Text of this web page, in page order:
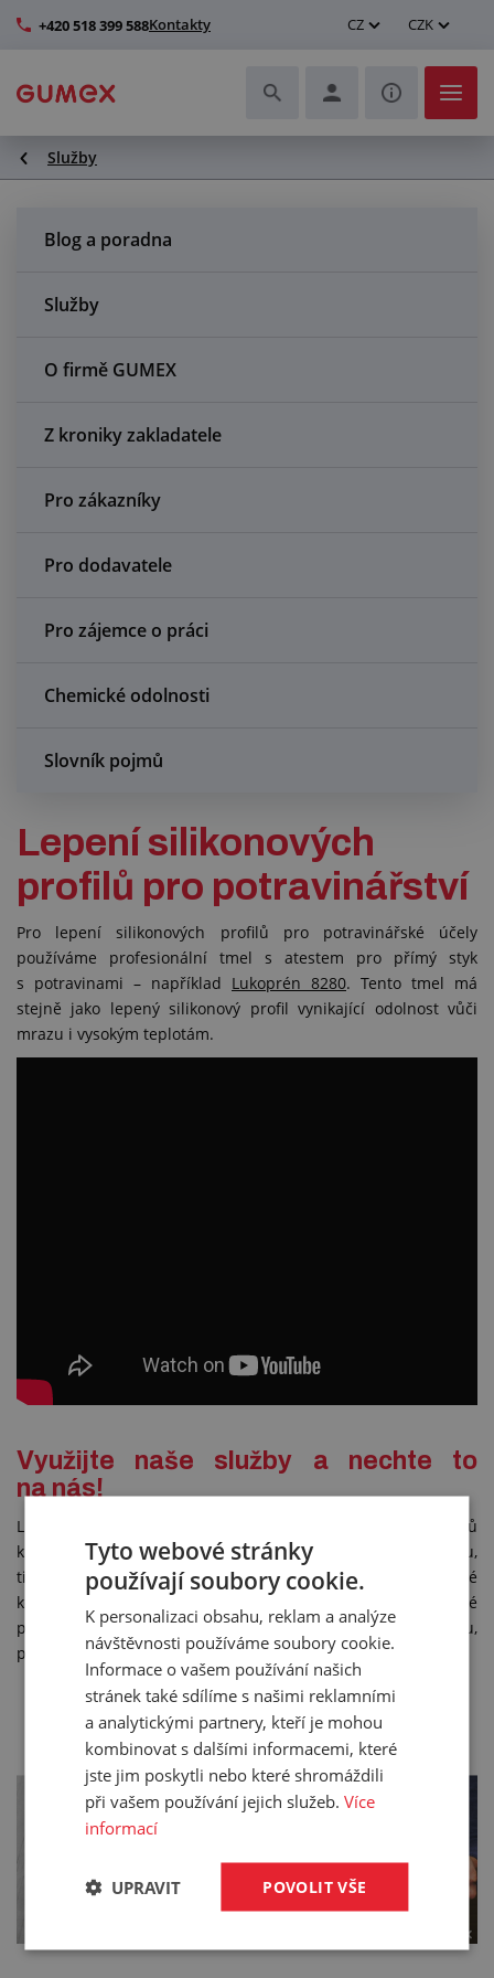
+420 518 399 588Kontakty CZ CZK
Hadice a jejich kompletace
Další pryžové a plastové výrobky
Centrum poptávek
Vše o nákupu
O nás a kariéra
Služby
Blog a poradna
Služby
O firmě GUMEX
Z kroniky zakladatele
Pro zákazníky
Pro dodavatele
Pro zájemce o práci
Chemické odolnosti
Slovník pojmů
Lepení silikonových
profilů pro potravinářství
Pro lepení silikonových profilů pro potravinářské účely
používáme profesionální tmel s atestem pro přímý styk
s potravinami – například Lukoprén 8280. Tento tmel má
stejně jako lepený silikonový profil vynikající odolnost vůči
mrazu i vysokým teplotám.
Využijte naše služby a nechte to
na nás!
Lukoprén 8280 má velmi dobrou adhezi bez použití primerů
k nejrůznějším materiálům, např.k hliníku, nerezi, zinku,
titanu, mědi, oceli a jejich nátěrům, rovněž ke sklu, glazované
keramice, smaltu, lakovanému dřevu, dřevotřísce, silikonové
pryži a některým plastům (tvrzenému PVC, polykarbonátu,
polystyrenu, polyuretanu).
POŠLETE NÁM POPTÁVKU
Tyto webové stránky
používají soubory cookie.
K personalizaci obsahu, reklam a analýze
návštěvnosti používáme soubory cookie.
Informace o vašem používání našich
stránek také sdílíme s našimi reklamními
a analytickými partnery, kteří je mohou
kombinovat s dalšími informacemi, které
jste jim poskytli nebo které shromáždili
při vašem používání jejich služeb.Více
informací
POVOLIT VŠE
UPRAVIT